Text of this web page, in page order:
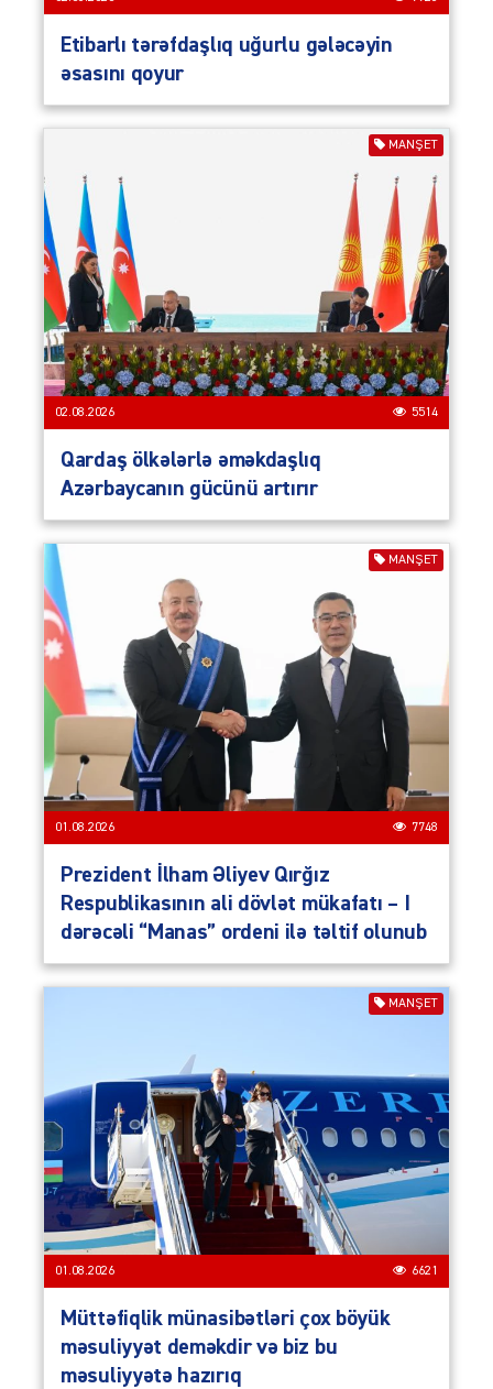
Etibarlı tərəfdaşlıq uğurlu gələcəyin
əsasını qoyur
MANŞET
02.08.2026 5514
Qardaş ölkələrlə əməkdaşlıq
Azərbaycanın gücünü artırır
MANŞET
01.08.2026 7748
Prezident İlham Əliyev Qırğız
Respublikasının ali dövlət mükafatı – I
dərəcəli “Manas” ordeni ilə təltif olunub
MANŞET
01.08.2026 6621
Müttəfiqlik münasibətləri çox böyük
məsuliyyət deməkdir və biz bu
məsuliyyətə hazırıq